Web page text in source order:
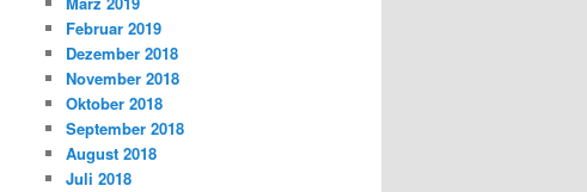
Februar 2019
Dezember 2018
November 2018
Oktober 2018
September 2018
August 2018
Juli 2018